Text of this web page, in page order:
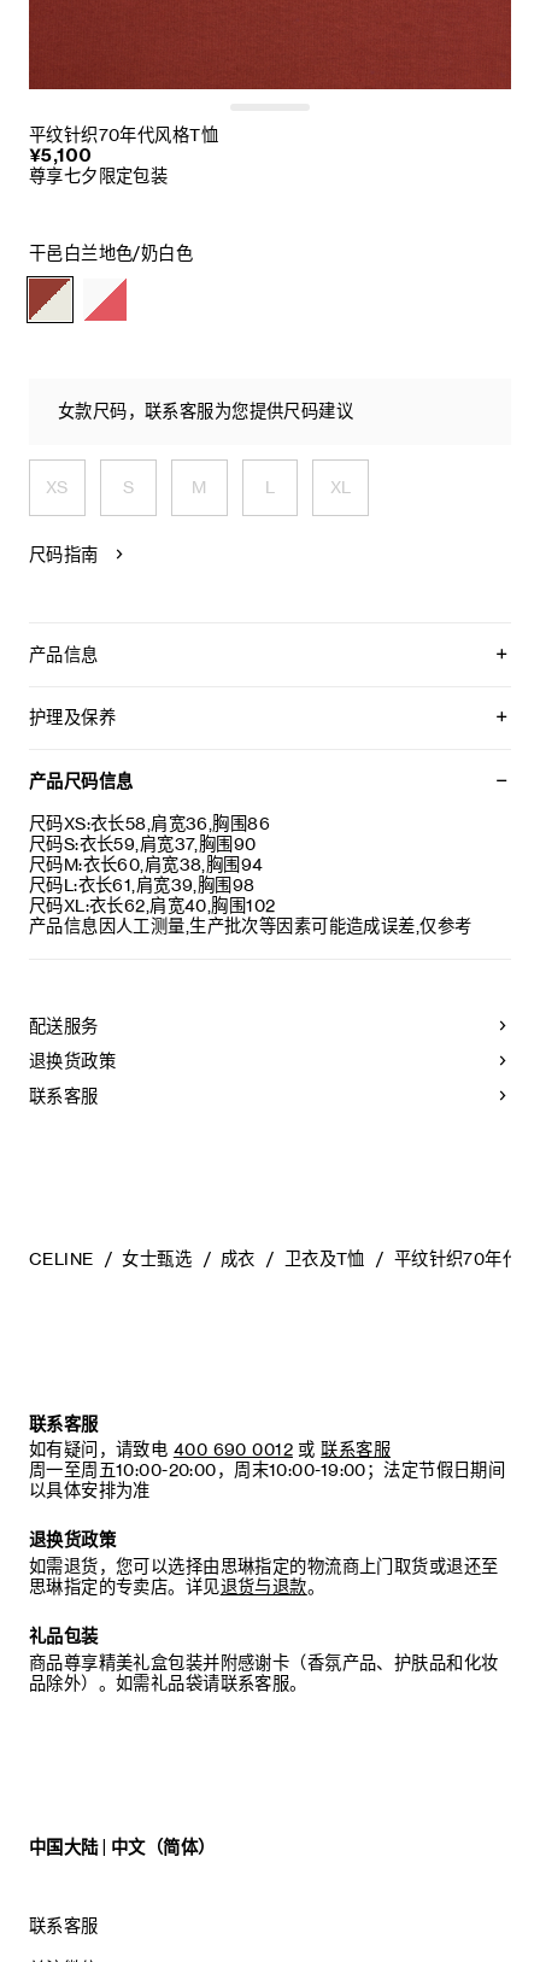
平纹针织70年代风格T恤
¥5,100
尊享七夕限定包装
干邑白兰地色/奶白色
女款尺码，联系客服为您提供尺码建议
XS S M L XL
尺码指南
产品信息
CELINE PARIS TRIOMPHE印花
撞色罗纹饰边
编号：RX0CH671Q.GAE1
护理及保养
仅使用不含漂白剂的洗衣产品。
最高熨烫温度：110°C / 230°F
不可使用蒸汽。
不可干洗。
产品尺码信息
尺码XS:衣长58,肩宽36,胸围86
尺码S:衣长59,肩宽37,胸围90
尺码M:衣长60,肩宽38,胸围94
尺码L:衣长61,肩宽39,胸围98
尺码XL:衣长62,肩宽40,胸围102
产品信息因人工测量,生产批次等因素可能造成误差,仅参考
配送服务
退换货政策
联系客服
CELINE 女士甄选 成衣 卫衣及T恤 平纹针织70年代
联系客服
如有疑问，请致电 400 690 0012 或 联系客服
周一至周五10:00-20:00，周末10:00-19:00；法定节假日期间
以具体安排为准
退换货政策
如需退货，您可以选择由思琳指定的物流商上门取货或退还至
思琳指定的专卖店。详见退货与退款。
礼品包装
商品尊享精美礼盒包装并附感谢卡（香氛产品、护肤品和化妆
品除外）。如需礼品袋请联系客服。
中国大陆 | 中文（简体）
联系客服